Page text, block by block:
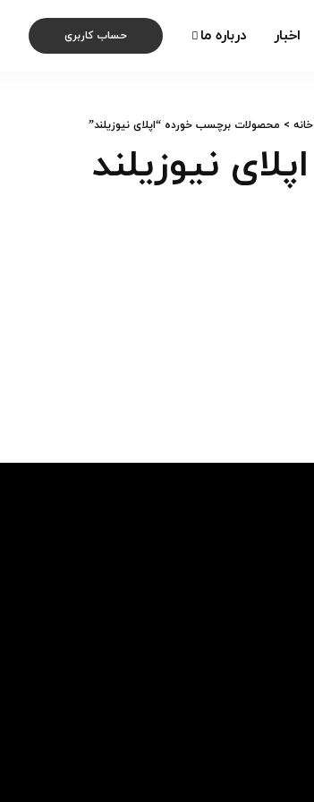
اخبار درباره ما حساب کاربری
خانه > محصولات برچسب خورده “اپلای نیوزیلند”
اپلای نیوزیلند